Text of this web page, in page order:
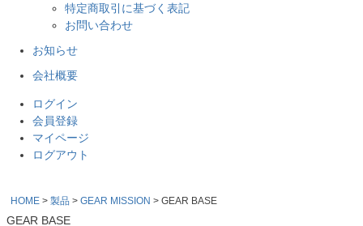
特定商取引に基づく表記
お問い合わせ
お知らせ
会社概要
ログイン
会員登録
マイページ
ログアウト
HOME 製品 GEAR MISSION GEAR BASE
GEAR BASE